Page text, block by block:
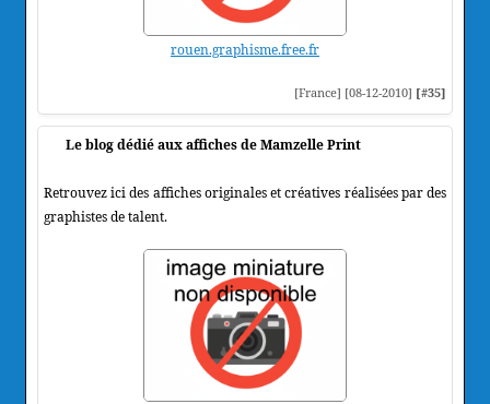
rouen.graphisme.free.fr
[France] [08-12-2010] [#35]
Le blog dédié aux affiches de Mamzelle Print
Retrouvez ici des affiches originales et créatives réalisées par des
graphistes de talent.